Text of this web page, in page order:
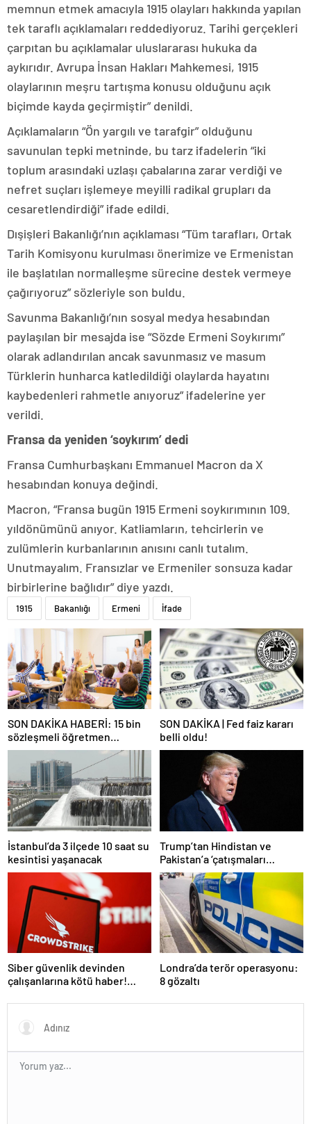
memnun etmek amacıyla 1915 olayları hakkında yapılan
tek taraflı açıklamaları reddediyoruz. Tarihi gerçekleri
çarpıtan bu açıklamalar uluslararası hukuka da
aykırıdır. Avrupa İnsan Hakları Mahkemesi, 1915
olaylarının meşru tartışma konusu olduğunu açık
biçimde kayda geçirmiştir” denildi.
Açıklamaların “Ön yargılı ve tarafgir” olduğunu
savunulan tepki metninde, bu tarz ifadelerin “iki
toplum arasındaki uzlaşı çabalarına zarar verdiği ve
nefret suçları işlemeye meyilli radikal grupları da
cesaretlendirdiği” ifade edildi.
Dışişleri Bakanlığı’nın açıklaması “Tüm tarafları, Ortak
Tarih Komisyonu kurulması önerimize ve Ermenistan
ile başlatılan normalleşme sürecine destek vermeye
çağırıyoruz” sözleriyle son buldu.
Savunma Bakanlığı’nın sosyal medya hesabından
paylaşılan bir mesajda ise “Sözde Ermeni Soykırımı”
olarak adlandırılan ancak savunmasız ve masum
Türklerin hunharca katledildiği olaylarda hayatını
kaybedenleri rahmetle anıyoruz” ifadelerine yer
verildi.
Fransa da yeniden ‘soykırım’ dedi
Fransa Cumhurbaşkanı Emmanuel Macron da X
hesabından konuya değindi.
Macron, “Fransa bugün 1915 Ermeni soykırımının 109.
yıldönümünü anıyor. Katliamların, tehcirlerin ve
zulümlerin kurbanlarının anısını canlı tutalım.
Unutmayalım. Fransızlar ve Ermeniler sonsuza kadar
birbirlerine bağlıdır” diye yazdı.
1915 Bakanlığı Ermeni İfade
SON DAKİKA HABERİ: 15 bin
sözleşmeli öğretmen
atamasında sözlü sınava hak
kazanan adaylar açıklandı
SON DAKİKA | Fed faiz kararı
belli oldu!
İstanbul’da 3 ilçede 10 saat su
kesintisi yaşanacak
Trump’tan Hindistan ve
Pakistan’a ‘çatışmaları
durdurun’ çağrısı
Siber güvenlik devinden
çalışanlarına kötü haber!
Londra’da terör operasyonu:
8 gözaltı